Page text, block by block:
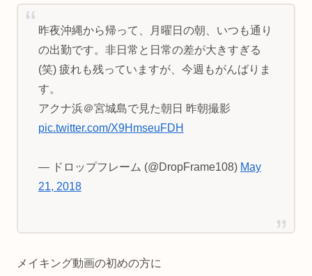
昨夜沖縄から帰って、月曜日の朝、いつも通り
の出勤です。非日常と日常の差が大きすぎる
(笑) 疲れも残っていますが、今週もがんばりま
す。
アクナ浜＠宮城島で見た朝日 昨朝撮影
pic.twitter.com/X9HmseuFDH
— ドロップフレーム (@DropFrame108) May
21, 2018
メイキング動画の初めの方に